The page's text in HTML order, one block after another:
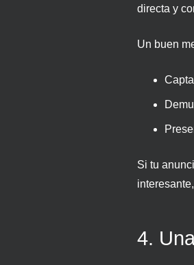
directa y
Un buen
Si tu
4.